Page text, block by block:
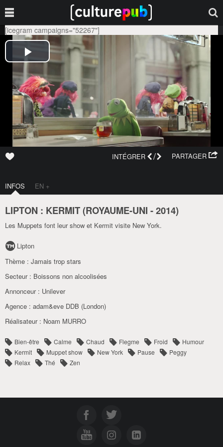
[icegram campaigns="52267"]
PARTAGER
INTÉGRER /
INFOS EN +
LIPTON : KERMIT (ROYAUME-UNI -2014)
Les Muppets font leur show et Kermit visite New York.
Lipton
Thème : Jamais trop stars
Secteur : Boissons non alcoolisées
Annonceur : Unilever
Agence : adam&eve DDB (London)
Réalisateur : Noam MURRO
Bien-être Calme Chaud Flegme Froid
Humour
Kermit
Muppet show New York Pause
Peggy
Relax
Thé Zen